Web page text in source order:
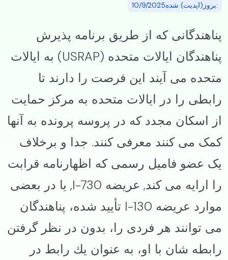
:بروز(اپدیت) شده10/9/2025
پناهندگانی که از طریق برنامه پذیرش
پناهندگان ایالات متحده (USRAP) به ایالات
متحده می آیند این فرصت را دارند تا
رابطی را در ایالات متحده به مرکز حمایت
از اسکان مجدد که در پروسه پرونده به آنها
کمک می کنند معرفی کنند. جدا و برخلاف
یک عضو فامیل رسمی كه اظهارنامه قرابت
را ارایه می کند, عریضه I-730, یا در بعضی
موارد عریضه I-130 تأیید شده، پناهندگان
می توانند هر فردی را، بدون در نظر گرفتن
رابطه شان با او، به عنوان یك رابط در